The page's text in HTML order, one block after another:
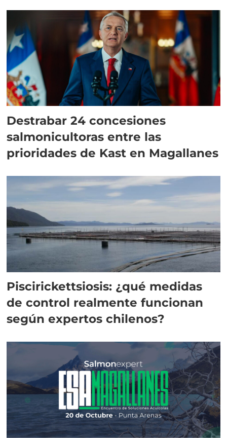
Destrabar 24 concesiones
salmonicultoras entre las
prioridades de Kast en Magallanes
Piscirickettsiosis: ¿qué medidas
de control realmente funcionan
según expertos chilenos?